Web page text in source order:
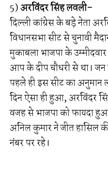
5)अरविंदर सिंह लवली-
दिल्ली कांग्रेस के बड़े नेता
विधानसभा सीट से चुनावी
मुकाबला भाजपा के
आप के दीप चौधरी से था।
पहले ही इस सीट का अनुमान
दिन ऐसा ही हुआ, अरविंदर
वजह से भाजपा को फायदा
अनिल कुमार ने जीत हासिल
नंबर पर रहे।